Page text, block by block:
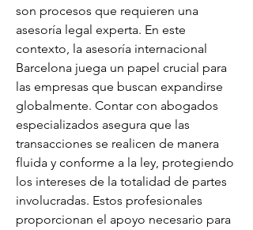
son procesos que requieren una
asesoría legal experta. En este
contexto, la asesoría internacional
Barcelona juega un papel crucial para
las empresas que buscan expandirse
globalmente. Contar con abogados
especializados asegura que las
transacciones se realicen de manera
fluida y conforme a la ley, protegiendo
los intereses de la totalidad de partes
involucradas. Estos profesionales
proporcionan el apoyo necesario para